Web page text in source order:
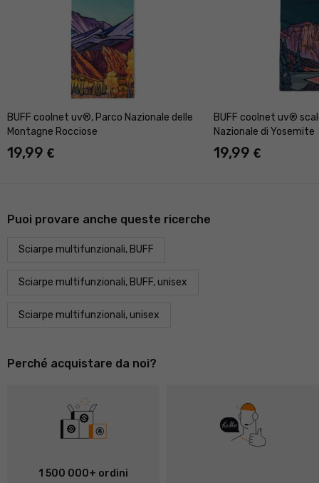
BUFF coolnet uv®, Parco Nazionale delle
Montagne Rocciose
19,99 €
BUFF coolnet uv®
Nazionale di Yosemite
19,99 €
Puoi provare anche queste ricerche
Sciarpe multifunzionali, BUFF
Sciarpe multifunzionali, BUFF, unisex
Sciarpe multifunzionali, unisex
Perché acquistare da noi?
1 500 000+ ordini